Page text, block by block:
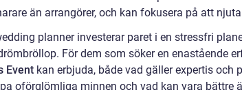
än arrangörer, och kan fokusera på att
planner investerar paret i en stressfri
För dem som söker en enastående
Event kan erbjuda, både vad gäller expertis och
oförglömliga minnen och vad kan vara bättre